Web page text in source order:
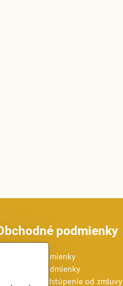
podmienky
Obchodné podmienky
Reklamačné podmienky
Formulár na odstúpenie od zmluvy